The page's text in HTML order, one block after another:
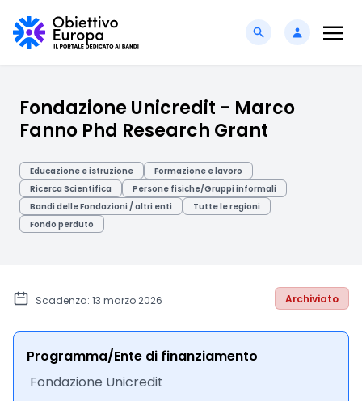
Fondazione Unicredit - Marco
Fanno Phd Research Grant
Educazione e istruzione
Formazione e lavoro
Ricerca Scientifica
Persone fisiche/Gruppi informali
Bandi delle Fondazioni / altri enti
Tutte le regioni
Fondo perduto
Scadenza: 13 marzo 2026 Archiviato
Programma/Ente di finanziamento
Fondazione Unicredit